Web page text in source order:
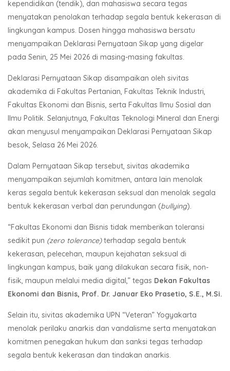
kependidikan (tendik), dan mahasiswa secara tegas
menyatakan penolakan terhadap segala bentuk kekerasan di
lingkungan kampus. Dosen hingga mahasiswa bersatu
menyampaikan Deklarasi Pernyataan Sikap yang digelar
pada Senin, 25 Mei 2026 di masing-masing fakultas.
Deklarasi Pernyataan Sikap disampaikan oleh sivitas
akademika di Fakultas Pertanian, Fakultas Teknik Industri,
Fakultas Ekonomi dan Bisnis, serta Fakultas Ilmu Sosial dan
Ilmu Politik. Selanjutnya, Fakultas Teknologi Mineral dan Energi
akan menyusul menyampaikan Deklarasi Pernyataan Sikap
besok, Selasa 26 Mei 2026.
Dalam Pernyataan Sikap tersebut, sivitas akademika
menyampaikan sejumlah komitmen, antara lain menolak
keras segala bentuk kekerasan seksual dan menolak segala
bentuk kekerasan verbal dan perundungan (bullying).
“Fakultas Ekonomi dan Bisnis tidak memberikan toleransi
sedikit pun (zero tolerance)terhadap segala bentuk
kekerasan, pelecehan, maupun kejahatan seksual di
lingkungan kampus, baik yang dilakukan secara fisik, non-
fisik, maupun melalui media digital,” tegas Dekan Fakultas
Ekonomi dan Bisnis, Prof. Dr. Januar Eko Prasetio, S.E., M.Si.
Selain itu, sivitas akademika UPN “Veteran” Yogyakarta
menolak perilaku anarkis dan vandalisme serta menyatakan
komitmen penegakan hukum dan sanksi tegas terhadap
segala bentuk kekerasan dan tindakan anarkis.